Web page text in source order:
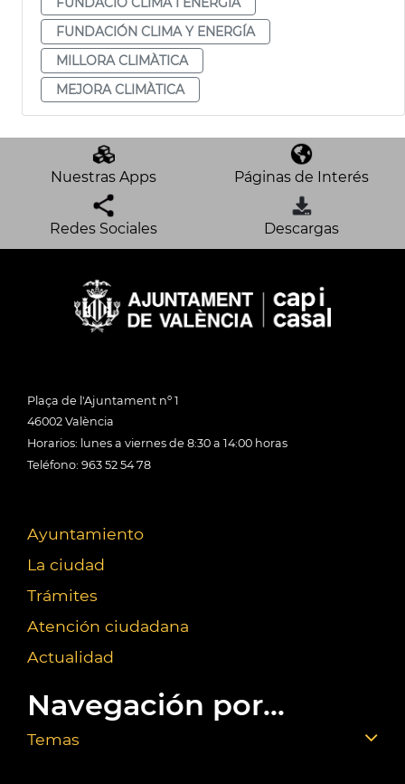
FUNDACIÓN CLIMA Y ENERGÍA
MILLORA CLIMÀTICA
MEJORA CLIMÀTICA
Nuestras Apps Páginas de Interés
Redes Sociales Descargas
Plaça de l'Ajuntament nº 1
46002 València
Horarios: lunes a viernes de 8:30 a 14:00 horas
Teléfono: 963 52 54 78
Ayuntamiento
La ciudad
Trámites
Atención ciudadana
Actualidad
Navegación por...
Temas